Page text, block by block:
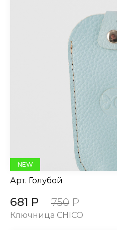
NEW
Арт. Голубой
681 Р 750 Р
Ключница CHICO